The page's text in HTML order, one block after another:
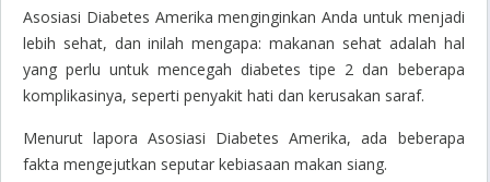
Asosiasi Diabetes Amerika menginginkan Anda untuk menjadi
lebih sehat, dan inilah mengapa: makanan sehat adalah hal
yang perlu untuk mencegah diabetes tipe 2 dan beberapa
komplikasinya, seperti penyakit hati dan kerusakan saraf.
Menurut lapora Asosiasi Diabetes Amerika, ada beberapa
fakta mengejutkan seputar kebiasaan makan siang.